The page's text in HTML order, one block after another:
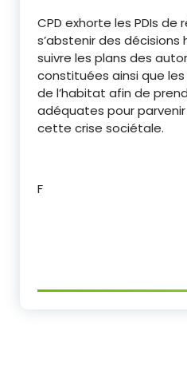
CPD exhorte les PDIs de
s’abstenir des
suivre les plans des
constituées ainsi que
de l’habitat afin de
adéquates pour
cette crise sociétale.
F